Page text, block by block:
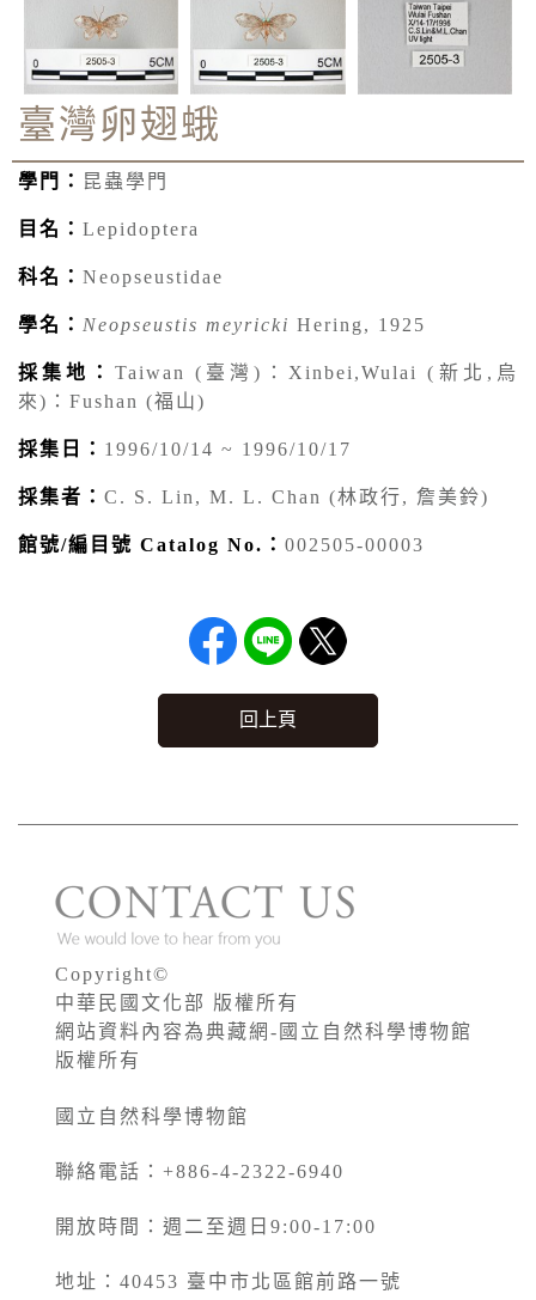
臺灣卵翅蛾
學門： 昆蟲學門
目名： Lepidoptera
科名： Neopseustidae
學名： Neopseustis meyricki Hering, 1925
採集地： Taiwan (臺灣)：Xinbei,Wulai (新北,烏
來)：Fushan (福山)
採集日： 1996/10/14 ~ 1996/10/17
採集者： C. S. Lin, M. L. Chan (林政行, 詹美鈴)
館號/編目號 Catalog No.： 002505-00003
回上頁
Copyright©
中華民國文化部 版權所有
網站資料內容為典藏網-國立自然科學博物館
版權所有
國立自然科學博物館
聯絡電話：+886-4-2322-6940
開放時間：週二至週日9:00-17:00
地址：40453 臺中市北區館前路一號